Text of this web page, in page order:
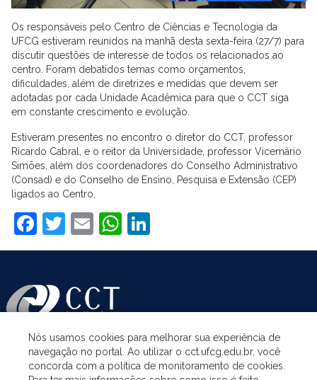
Os responsáveis pelo Centro de Ciências e Tecnologia da
UFCG estiveram reunidos na manhã desta sexta-feira (27/7) para
discutir questões de interesse de todos os relacionados ao
centro. Foram debatidos temas como orçamentos,
dificuldades, além de diretrizes e medidas que devem ser
adotadas por cada Unidade Acadêmica para que o CCT siga
em constante crescimento e evolução.
Estiveram presentes no encontro o diretor do CCT, professor
Ricardo Cabral, e o reitor da Universidade, professor Vicemário
Simões, além dos coordenadores do Conselho Administrativo
(Consad) e do Conselho de Ensino, Pesquisa e Extensão (CEP)
ligados ao Centro.
Facebook
Twitter
EmailWhatsApp
ASSUNTOS
Nós usamos cookies para melhorar sua experiência de
navegação no portal. Ao utilizar o cct.ufcg.edu.br, você
concorda com a política de monitoramento de cookies.